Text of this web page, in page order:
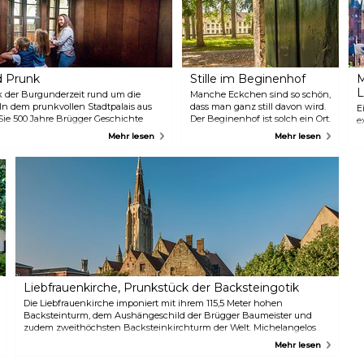
Prunk
der Burgunderzeit rund um die
dem prunkvollen Stadtpalais aus
500 Jahre Brügger Geschichte
Sammlung. Blickfang ist eine
der Liebfrauenkirche verbindet.
ungestört an der Messe
Kirche ist die wunderschöne
von Michelangelo, die jeden
Mehr lesen
Stille im Beginenhof
Manche Eckchen sind so schön,
dass man ganz still davon wird.
Der Beginenhof ist solch ein Ort.
Früher lebten hier in einer
weltliche emanzipierte Frauen,
gottesfürchtiger Ruhe mit ihrem
weiträumigen Garten, krumm
gewehten Bäumen, geweißten
Fassaden und
ohrenbetäubender Stille weiß
selbst den größten Zyniker zu
betören. Und das nicht nur im
Sommer.
Mehr lesen
Liebfrauenkirche, Prunkstück der Backsteingotik
Die Liebfrauenkirche imponiert mit ihrem 115,5 Meter hohen
Backsteinturm, dem Aushängeschild der Brügger Baumeister und
zudem zweithöchsten Backsteinkirchturm der Welt. Michelangelos
wunderschöne Madonna mit Kind aus weißem Marmor in der Kirche
Mehr lesen